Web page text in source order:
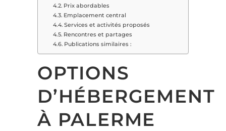
Prix abordables
Emplacement central
Services et activités proposés
Rencontres et partages
Publications similaires :
OPTIONS
D’HÉBERGEMENT
À PALERME